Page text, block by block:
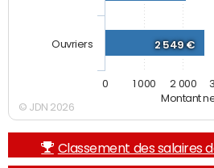
Montant
2 549 €
Ouvriers
0 1 000 2 000
© JDN 2026
Classement des salaires